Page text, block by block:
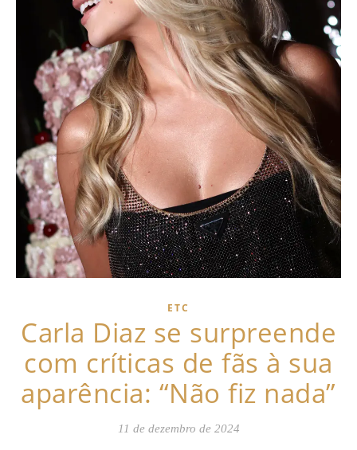
ETC
Carla Diaz se surpreende
com críticas de fãs à sua
aparência: “Não fiz nada”
11 de dezembro de 2024